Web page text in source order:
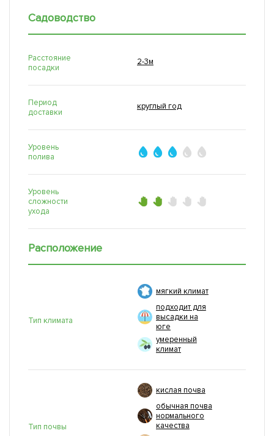
Садоводство
Расстояние
посадки
2-3м
Период
доставки
круглый год
Уровень
полива
Уровень
сложности
ухода
Расположение
Тип климата
мягкий климат
подходит для
высадки на
юге
умеренный
климат
Тип почвы
кислая почва
обычная почва
нормального
качества